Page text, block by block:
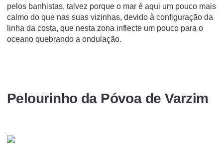
pelos banhistas, talvez porque o mar é aqui um pouco mais
calmo do que nas suas vizinhas, devido à configuração da
linha da costa, que nesta zona inflecte um pouco para o
oceano quebrando a ondulação.
Pelourinho da Póvoa de Varzim